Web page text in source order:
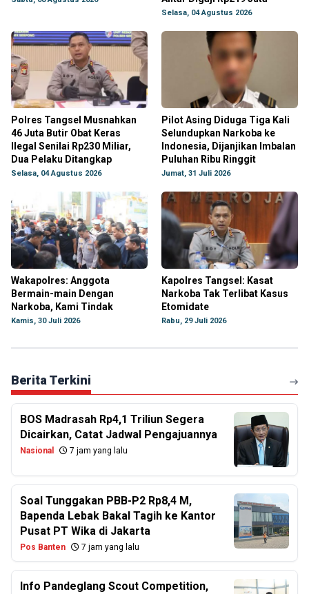
Selasa, 04 Agustus 2026
Polres Tangsel Musnahkan
46 Juta Butir Obat Keras
Ilegal Senilai Rp230 Miliar,
Dua Pelaku Ditangkap
Selasa, 04 Agustus 2026
Pilot Asing Diduga Tiga Kali
Selundupkan Narkoba ke
Indonesia, Dijanjikan Imbalan
Puluhan Ribu Ringgit
Jumat, 31 Juli 2026
Wakapolres: Anggota
Bermain-main Dengan
Narkoba, Kami Tindak
Kamis, 30 Juli 2026
Kapolres Tangsel: Kasat
Narkoba Tak Terlibat Kasus
Etomidate
Rabu, 29 Juli 2026
Berita Terkini
BOS Madrasah Rp4,1 Triliun Segera
Dicairkan, Catat Jadwal Pengajuannya
Nasional 7 jam yang lalu
Soal Tunggakan PBB-P2 Rp8,4 M,
Bapenda Lebak Bakal Tagih ke Kantor
Pusat PT Wika di Jakarta
Pos Banten 7 jam yang lalu
Info Pandeglang Scout Competition,